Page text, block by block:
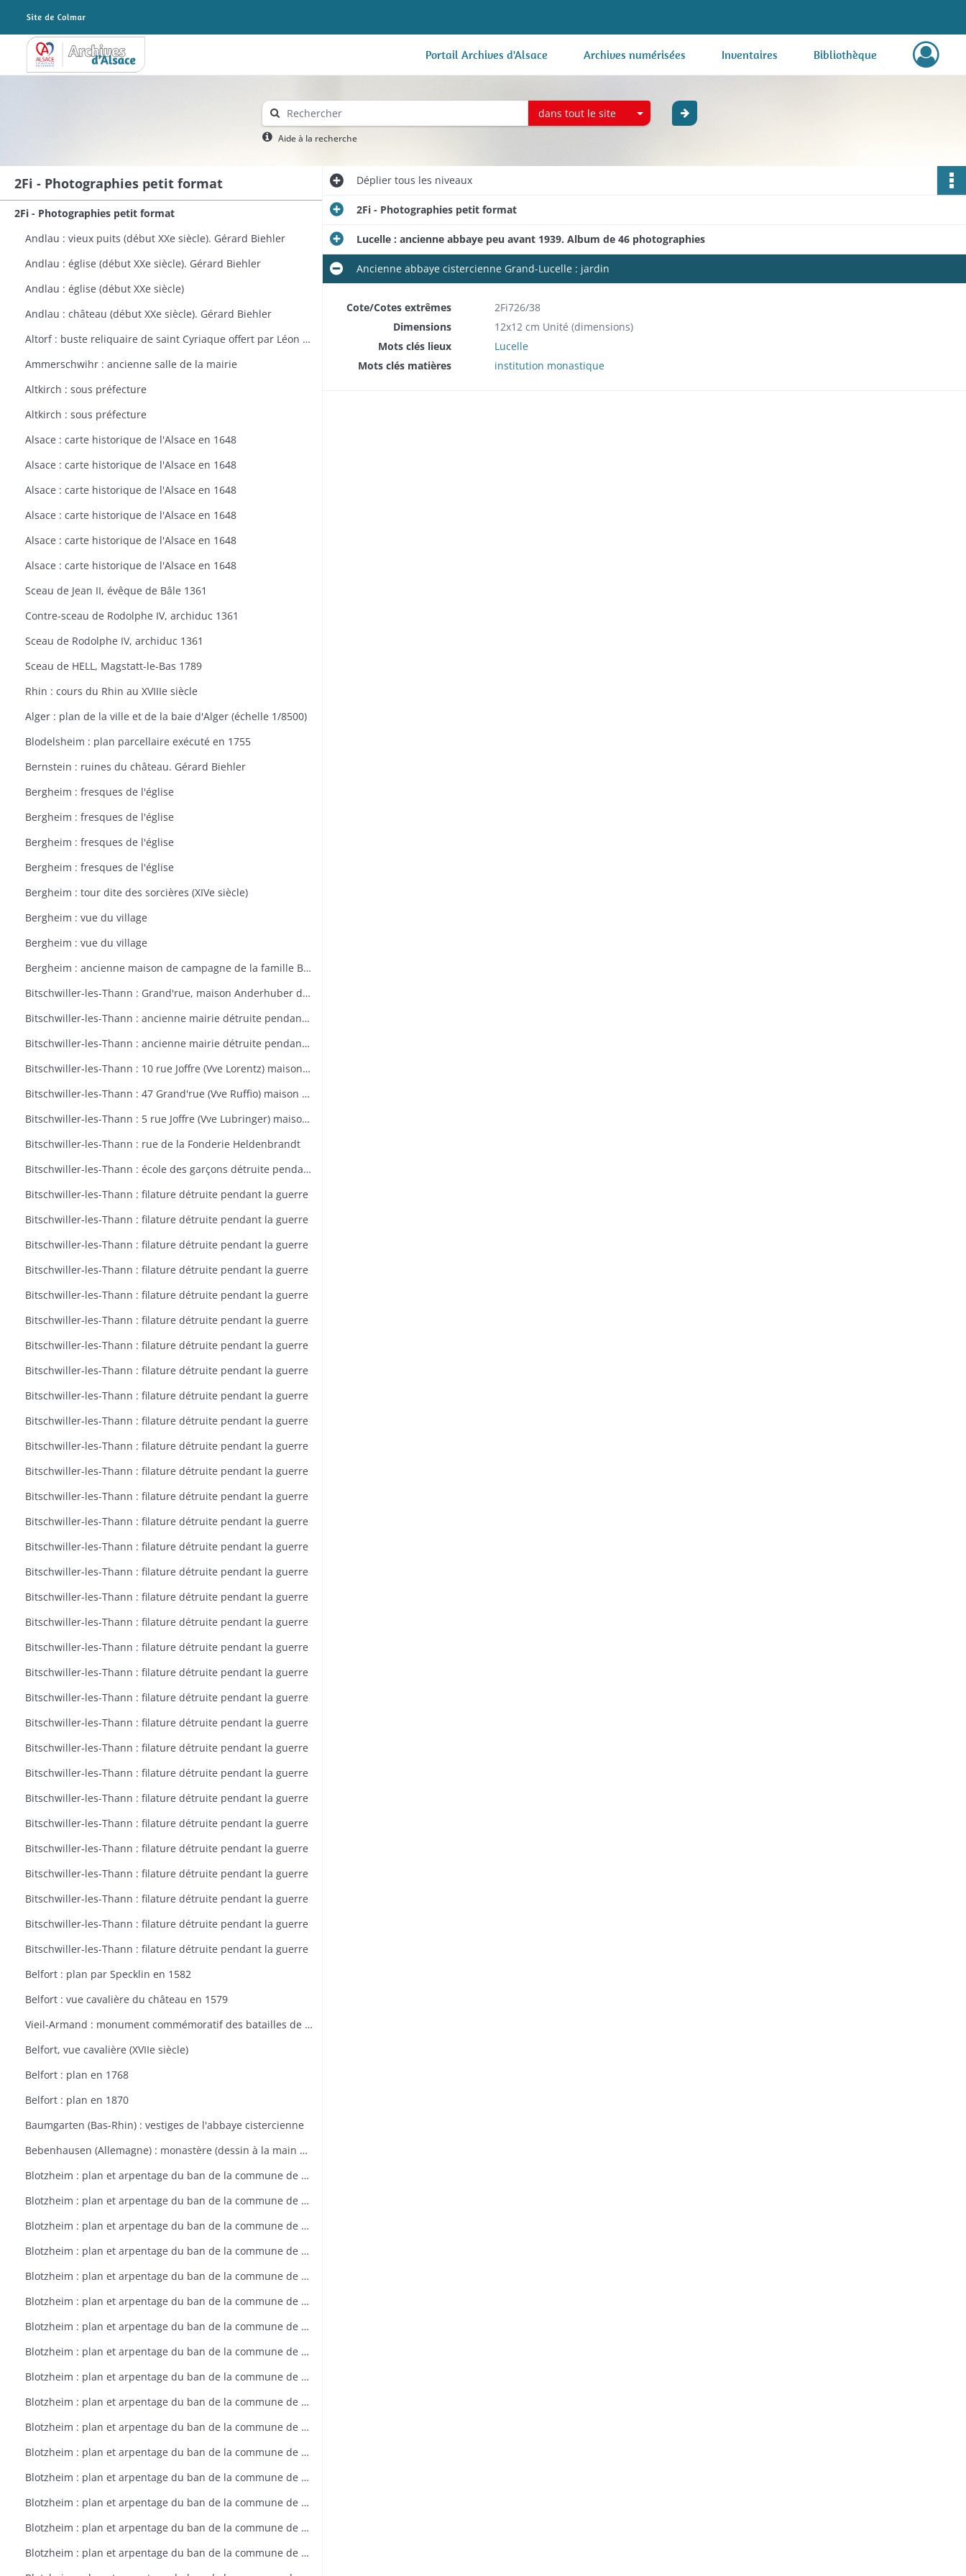
Archives Alsace - Colmar Portail Archives d'Alsace Archives numérisées Inventaires Bibliothèque
dans tout le site
Aide à la recherche
2Fi - Photographies petit format
2Fi - Photographies petit format
Andlau : vieux puits (début XXe siècle). Gérard Biehler
Andlau : église (début XXe siècle). Gérard Biehler
Andlau : église (début XXe siècle)
Andlau : château (début XXe siècle). Gérard Biehler
Altorf : buste reliquaire de saint Cyriaque offert par Léon IX à l'église d'Altorf
Ammerschwihr : ancienne salle de la mairie
Altkirch : sous préfecture
Altkirch : sous préfecture
Alsace : carte historique de l'Alsace en 1648
Alsace : carte historique de l'Alsace en 1648
Alsace : carte historique de l'Alsace en 1648
Alsace : carte historique de l'Alsace en 1648
Alsace : carte historique de l'Alsace en 1648
Alsace : carte historique de l'Alsace en 1648
Sceau de Jean II, évêque de Bâle 1361
Contre-sceau de Rodolphe IV, archiduc 1361
Sceau de Rodolphe IV, archiduc 1361
Sceau de HELL, Magstatt-le-Bas 1789
Rhin : cours du Rhin au XVIIIe siècle
Alger : plan de la ville et de la baie d'Alger (échelle 1/8500)
Blodelsheim : plan parcellaire exécuté en 1755
Bernstein : ruines du château. Gérard Biehler
Bergheim : fresques de l'église
Bergheim : fresques de l'église
Bergheim : fresques de l'église
Bergheim : fresques de l'église
Bergheim : tour dite des sorcières (XIVe siècle)
Bergheim : vue du village
Bergheim : vue du village
Bergheim : ancienne maison de campagne de la famille Bourste, actuellement hospice municipal
Bitschwiller-les-Thann : Grand'rue, maison Anderhuber détruite pendant la guerre
Bitschwiller-les-Thann : ancienne mairie détruite pendant la guerre
Bitschwiller-les-Thann : ancienne mairie détruite pendant la guerre
Bitschwiller-les-Thann : 10 rue Joffre (Vve Lorentz) maison détruite pendant la guerre
Bitschwiller-les-Thann : 47 Grand'rue (Vve Ruffio) maison détruite pendant la guerre
Bitschwiller-les-Thann : 5 rue Joffre (Vve Lubringer) maison détruite pendant la guerre
Bitschwiller-les-Thann : rue de la Fonderie Heldenbrandt
Bitschwiller-les-Thann : école des garçons détruite pendant la guerre
Bitschwiller-les-Thann : filature détruite pendant la guerre
Bitschwiller-les-Thann : filature détruite pendant la guerre
Bitschwiller-les-Thann : filature détruite pendant la guerre
Bitschwiller-les-Thann : filature détruite pendant la guerre
Bitschwiller-les-Thann : filature détruite pendant la guerre
Bitschwiller-les-Thann : filature détruite pendant la guerre
Bitschwiller-les-Thann : filature détruite pendant la guerre
Bitschwiller-les-Thann : filature détruite pendant la guerre
Bitschwiller-les-Thann : filature détruite pendant la guerre
Bitschwiller-les-Thann : filature détruite pendant la guerre
Bitschwiller-les-Thann : filature détruite pendant la guerre
Bitschwiller-les-Thann : filature détruite pendant la guerre
Bitschwiller-les-Thann : filature détruite pendant la guerre
Bitschwiller-les-Thann : filature détruite pendant la guerre
Bitschwiller-les-Thann : filature détruite pendant la guerre
Bitschwiller-les-Thann : filature détruite pendant la guerre
Bitschwiller-les-Thann : filature détruite pendant la guerre
Bitschwiller-les-Thann : filature détruite pendant la guerre
Bitschwiller-les-Thann : filature détruite pendant la guerre
Bitschwiller-les-Thann : filature détruite pendant la guerre
Bitschwiller-les-Thann : filature détruite pendant la guerre
Bitschwiller-les-Thann : filature détruite pendant la guerre
Bitschwiller-les-Thann : filature détruite pendant la guerre
Bitschwiller-les-Thann : filature détruite pendant la guerre
Bitschwiller-les-Thann : filature détruite pendant la guerre
Bitschwiller-les-Thann : filature détruite pendant la guerre
Bitschwiller-les-Thann : filature détruite pendant la guerre
Bitschwiller-les-Thann : filature détruite pendant la guerre
Bitschwiller-les-Thann : filature détruite pendant la guerre
Bitschwiller-les-Thann : filature détruite pendant la guerre
Bitschwiller-les-Thann : filature détruite pendant la guerre
Belfort : plan par Specklin en 1582
Belfort : vue cavalière du château en 1579
Vieil-Armand : monument commémoratif des batailles de la 1ère guerre mondiale
Belfort, vue cavalière (XVIIe siècle)
Belfort : plan en 1768
Belfort : plan en 1870
Baumgarten (Bas-Rhin) : vestiges de l'abbaye cistercienne
Bebenhausen (Allemagne) : monastère (dessin à la main de 1683)
Blotzheim : plan et arpentage du ban de la commune de Blotzheim (plan dressé sur ordre de l'intendant vers 1765)
Blotzheim : plan et arpentage du ban de la commune de Blotzheim (plan dressé sur ordre de l'intendant vers 1765)
Blotzheim : plan et arpentage du ban de la commune de Blotzheim (plan dressé sur ordre de l'intendant vers 1765)
Blotzheim : plan et arpentage du ban de la commune de Blotzheim (plan dressé sur ordre de l'intendant vers 1765)
Blotzheim : plan et arpentage du ban de la commune de Blotzheim (plan dressé sur ordre de l'intendant vers 1765)
Blotzheim : plan et arpentage du ban de la commune de Blotzheim (plan dressé sur ordre de l'intendant vers 1765)
Blotzheim : plan et arpentage du ban de la commune de Blotzheim (plan dressé sur ordre de l'intendant vers 1765)
Blotzheim : plan et arpentage du ban de la commune de Blotzheim (plan dressé sur ordre de l'intendant vers 1765)
Blotzheim : plan et arpentage du ban de la commune de Blotzheim (plan dressé sur ordre de l'intendant vers 1765)
Blotzheim : plan et arpentage du ban de la commune de Blotzheim (plan dressé sur ordre de l'intendant vers 1765)
Blotzheim : plan et arpentage du ban de la commune de Blotzheim (plan dressé sur ordre de l'intendant vers 1765)
Blotzheim : plan et arpentage du ban de la commune de Blotzheim (plan dressé sur ordre de l'intendant vers 1765)
Blotzheim : plan et arpentage du ban de la commune de Blotzheim (plan dressé sur ordre de l'intendant vers 1765)
Blotzheim : plan et arpentage du ban de la commune de Blotzheim (plan dressé sur ordre de l'intendant vers 1765)
Blotzheim : plan et arpentage du ban de la commune de Blotzheim (plan dressé sur ordre de l'intendant vers 1765)
Blotzheim : plan et arpentage du ban de la commune de Blotzheim (plan dressé sur ordre de l'intendant vers 1765)
Dépliertous les niveaux
2Fi - Photographies petit format
Lucelle : ancienne abbaye peu avant 1939. Album de 46 photographies
Ancienne abbaye cistercienne Grand-Lucelle : jardin
Cote/Cotes extrêmes
2Fi726/38
Dimensions
12x12 cm Unité (dimensions)
Mots clés lieux
Lucelle
Mots clés matières
institution monastique